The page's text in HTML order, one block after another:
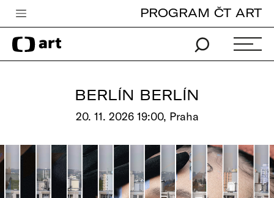
Česká televize
Zpravodajství
Pro děti
edu
PROGRAM ČT ART
BERLÍN BERLÍN
20. 11. 2026 19:00, Praha